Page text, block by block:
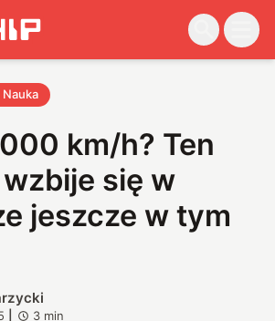
Nauka
km/h? Ten
się w
jeszcze w tym
3 min